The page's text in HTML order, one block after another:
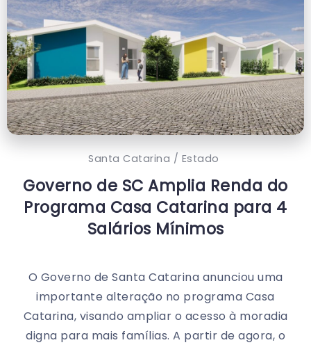
Santa Catarina / Estado
Governo de SC Amplia Renda do
Programa Casa Catarina para 4
Salários Mínimos
O Governo de Santa Catarina anunciou uma
importante alteração no programa Casa
Catarina, visando ampliar o acesso à moradia
digna para mais famílias. A partir de agora, o